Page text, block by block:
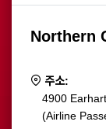
Northern
주소:
4900
(Airline